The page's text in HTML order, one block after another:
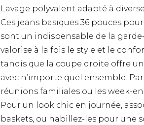
Lavage polyvalent adapté à
Ces jeans basiques 36 pouces
sont un indispensable de la
valorise à la fois le style et le
tandis que la coupe droite offre
avec n’importe quel ensemble.
réunions familiales ou les week-
Pour un look chic en journée,
baskets, ou habillez-les pour une